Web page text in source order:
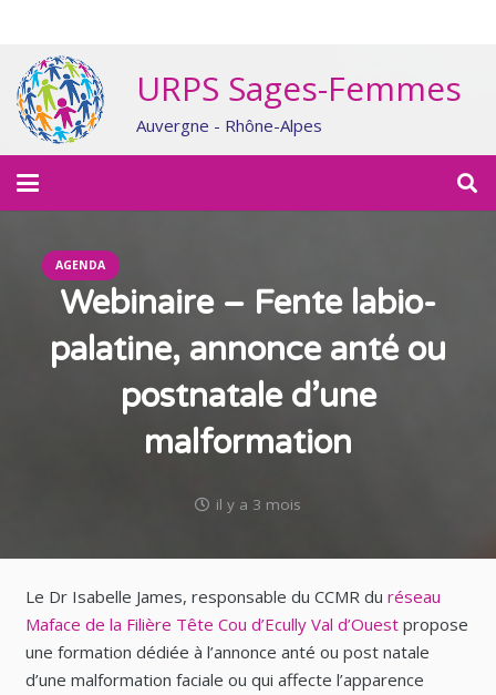
URPS Sages-Femmes
Auvergne - Rhône-Alpes
AGENDA
Webinaire – Fente labio-
palatine, annonce anté ou
postnatale d’une
malformation
il y a 3 mois
Le Dr Isabelle James, responsable du CCMR du réseau
Maface de la Filière Tête Cou d’Ecully Val d’Ouestpropose
une formation dédiée à l’annonce anté ou post natale
d’une malformation faciale ou qui affecte l’apparence